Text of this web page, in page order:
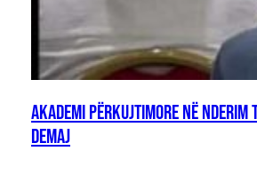
Akademi Përkujtimore në
Demaj